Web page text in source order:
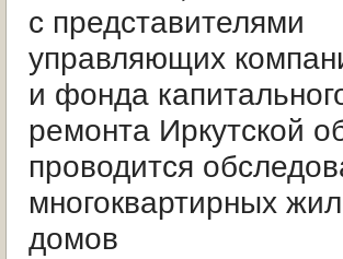
ДЕЯТЕЛЬНОСТЬ ПРОКУРАТУРЫ
МУНИЦИПАЛЬНЫЙ КОНТРОЛЬ
ПОИСК ПО САЙТУ
с представителями
управляющих
и фонда
ремонта Иркутской
проводится
многоквартирных
домов